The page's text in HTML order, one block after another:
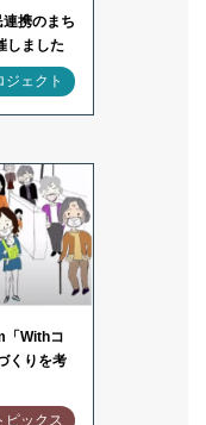
連携のまち
しました
ジェクト
Withコ
くりを考
ピックス